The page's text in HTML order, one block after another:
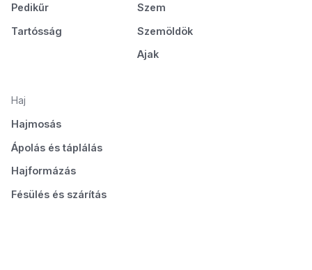
Pedikűr
Tartósság
Szem
Szemöldök
Ajak
Haj
Hajmosás
Ápolás és táplálás
Hajformázás
Fésülés és szárítás